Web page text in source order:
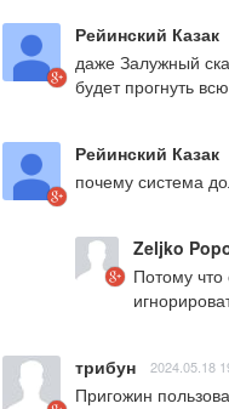
Рейинский Казак
даже Залужный
будет прогнуть
Рейинский Казак
почему система
Zeljko
Потому
трибун 2024.05.18
Пригожин